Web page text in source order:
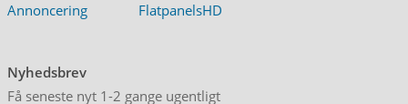
Annoncering
FlatpanelsHD
Nyhedsbrev
Få seneste nyt 1-2 gange ugentligt